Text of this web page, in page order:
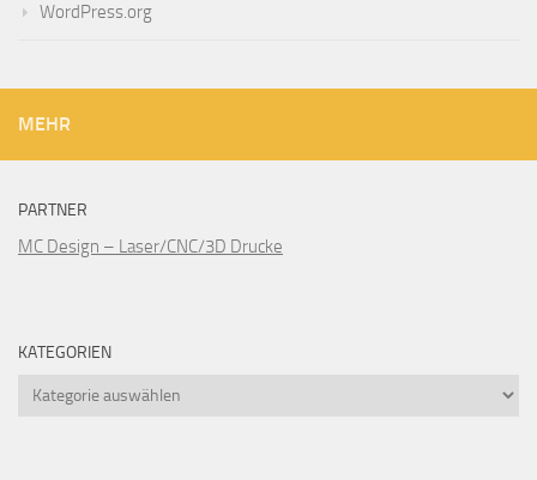
WordPress.org
MEHR
PARTNER
MC Design – Laser/CNC/3D Drucke
KATEGORIEN
Kategorien